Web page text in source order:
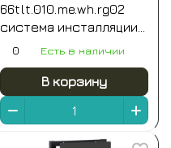
66tlt.010.me.wh.rg02
система инсталляции
для унитазов
0 Есть в наличии
В корзину